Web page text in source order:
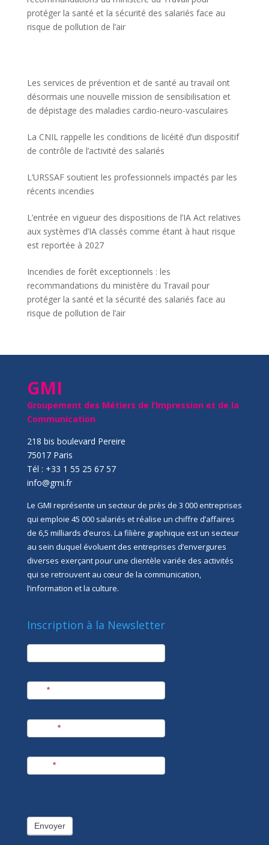
protéger la santé et la sécurité des salariés face au
risque de pollution de l’air
Les services de prévention et de santé au travail ont
désormais une nouvelle mission de sensibilisation et
de dépistage des maladies cardio-neuro-vasculaires
La CNIL rappelle les conditions de licéité d’un dispositif
de contrôle de l’activité des salariés
L’URSSAF soutient les professionnels impactés par les
récents incendies
L’entrée en vigueur des dispositions de l’IA Act relatives
aux systèmes d’IA classés comme étant à haut risque
est reportée à 2027
Incendies de forêt exceptionnels : les
recommandations du ministère du Travail pour
protéger la santé et la sécurité des salariés face au
risque de pollution de l’air
GMI
Groupement des Métiers de l’Impression et de la
Communication
218 bis boulevard Pereire
75017 Paris
Tél : +33 1 55 25 67 57
info@gmi.fr
Le GMI représente un secteur de près de 3 000 entreprises
qui emploie 45 000 salariés et réalise un chiffre d’affaires
de 6,5 milliards d’euros. La filière graphique est un secteur
au sein duquel évoluent des entreprises d’envergures
diverses exerçant pour une clientèle variée des activités
qui se retrouvent au cœur de la communication,
l’information et la culture.
Inscription à la Newsletter
newsletter
*
*
*
Envoyer